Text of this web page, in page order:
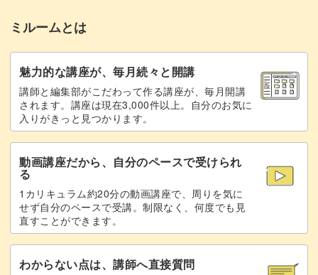
ミルームとは
魅力的な講座が、毎月続々と開講
講師と編集部がこだわって作る講座が、毎月開講
されます。講座は現在3,000件以上。自分のお気に
入りがきっと見つかります。
動画講座だから、自分のペースで受けられ
る
1カリキュラム約20分の動画講座で、周りを気に
せず自分のペースで受講。制限なく、何度でも見
直すことができます。
わからない点は、講師へ直接質問